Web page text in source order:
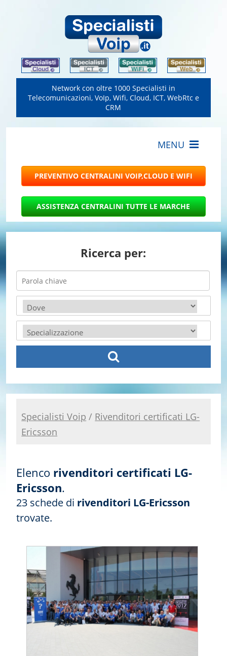
Network con oltre 1000 Specialisti in
Telecomunicazioni, VoIp, Wifi, Cloud, ICT, WebRtc e
CRM
Ricerca per:
Specialisti Voip / Rivenditori certificati LG-
Ericsson
Elenco rivenditori certificati LG-
Ericsson.
23 schede di rivenditori LG-Ericsson
trovate.